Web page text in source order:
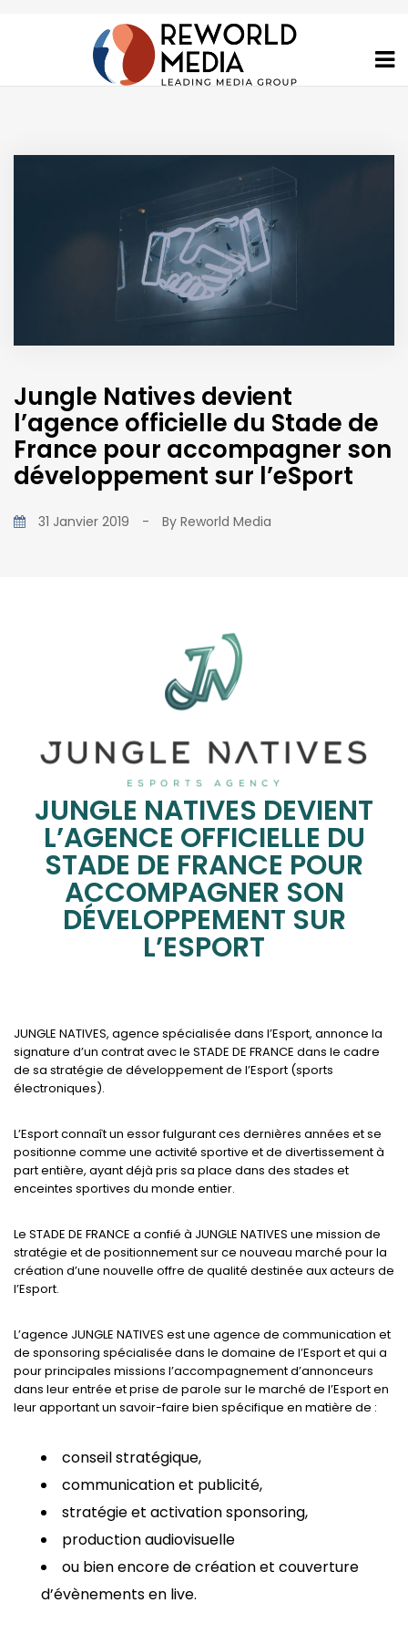
Jungle Natives devient
l’agence officielle du Stade de
France pour accompagner son
développement sur l’eSport
31 Janvier 2019 - By Reworld Media
JUNGLE NATIVES DEVIENT
L’AGENCE OFFICIELLE DU
STADE DE FRANCE POUR
ACCOMPAGNER SON
DÉVELOPPEMENT SUR
L’ESPORT
JUNGLE NATIVES, agence spécialisée dans l’Esport, annonce la
signature d’un contrat avec le STADE DE FRANCE dans le cadre
de sa stratégie de développement de l’Esport (sports
électroniques).
L’Esport connaît un essor fulgurant ces dernières années et se
positionne comme une activité sportive et de divertissement à
part entière, ayant déjà pris sa place dans des stades et
enceintes sportives du monde entier.
Le STADE DE FRANCE a confié à JUNGLE NATIVES une mission de
stratégie et de positionnement sur ce nouveau marché pour la
création d’une nouvelle offre de qualité destinée aux acteurs de
l’Esport.
L’agence JUNGLE NATIVES est une agence de communication et
de sponsoring spécialisée dans le domaine de l’Esport et qui a
pour principales missions l’accompagnement d’annonceurs
dans leur entrée et prise de parole sur le marché de l’Esport en
leur apportant un savoir-faire bien spécifique en matière de :
conseil stratégique,
communication et publicité,
stratégie et activation sponsoring,
production audiovisuelle
ou bien encore de création et couverture
d’évènements en live.